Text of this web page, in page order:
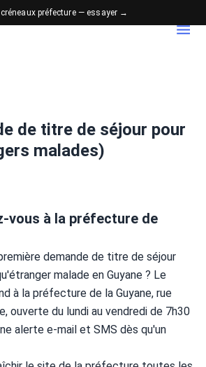
préfecture — essayer →
de titre de séjour pour
malades)
vous à la préfecture de
demande de titre de séjour
malade en Guyane ? Le
à la préfecture de la Guyane, rue
ouverte du lundi au vendredi de 7h30
alerte e-mail et SMS dès qu'un